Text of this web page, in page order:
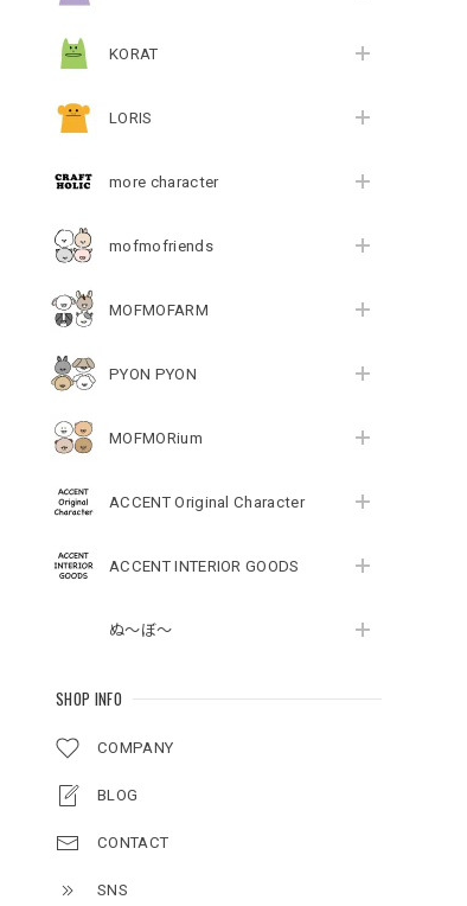
KORAT
LORIS
more character
mofmofriends
MOFMOFARM
PYON PYON
MOFMORium
ACCENT Original Character
ACCENT INTERIOR GOODS
ぬ～ぼ～
SHOP INFO
COMPANY
BLOG
CONTACT
SNS